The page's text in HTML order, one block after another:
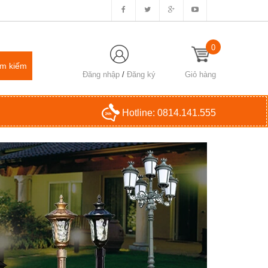
Đăng nhập /Đăng ký Giỏ hàng
0
Hotline: 0814.141.555